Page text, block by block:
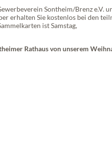
Sontheim/Brenz e.V.
erhalten Sie kostenlos bei den
ist Samstag,
Rathaus von unserem